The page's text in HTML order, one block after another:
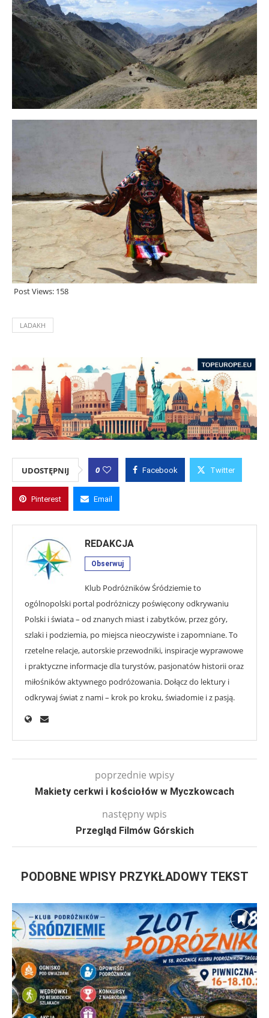
Post Views: 158
LADAKH
UDOSTĘPNIJ 0 Facebook Twitter
Pinterest Email
REDAKCJA
Obserwuj
Klub Podróżników Śródziemie to
ogólnopolski portal podróżniczy poświęcony odkrywaniu
Polski i świata – od znanych miast i zabytków, przez góry,
szlaki i podziemia, po miejsca nieoczywiste i zapomniane. To
rzetelne relacje, autorskie przewodniki, inspiracje wyprawowe
i praktyczne informacje dla turystów, pasjonatów historii oraz
miłośników aktywnego podróżowania. Dołącz do lektury i
odkrywaj świat z nami – krok po kroku, świadomie i z pasją.
poprzednie wpisy
Makiety cerkwi i kościołów w Myczkowcach
następny wpis
Przegląd Filmów Górskich
PODOBNE WPISY PRZYKŁADOWY TEKST